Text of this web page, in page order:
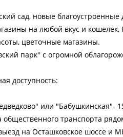
сад, новые
на любой вкус и
цветочные магазины.
парк" с огромной
доступность:
или "Бабушкинская"-
общественного транспорта
на Осташковское шоссе и